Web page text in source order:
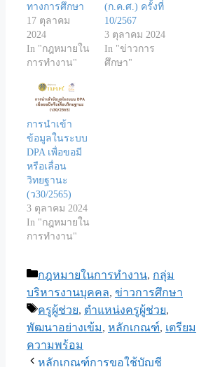
ทางการศึกษา
17 ตุลาคม
2024
In "กฎหมายใน
การทำงาน"
(ก.ค.ศ.) ครั้งที่
10/2567
3 ตุลาคม 2024
In "ข่าวการ
ศึกษา"
การนำเข้า
ข้อมูลในระบบ
DPA เพื่อขอมี
หรือเลื่อน
วิทยฐานะ
(ว30/2565)
3 ตุลาคม 2024
In "กฎหมายใน
การทำงาน"
Categories
กฎหมายในการทำงาน, กลุ่ม
บริหารงานบุคคล, ข่าวการศึกษา
Tags
ครูผู้ช่วย, ตำแหน่งครูผู้ช่วย,
พัฒนาอย่างเข้ม, หลักเกณฑ์, เตรียม
ความพร้อม
หลักเกณฑ์การขอใช้บัญชี